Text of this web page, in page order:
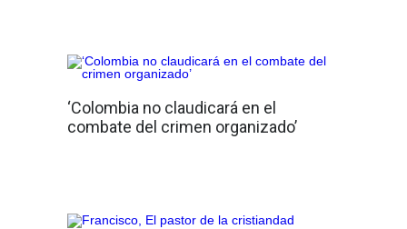
‘Colombia no claudicará en el
combate del crimen organizado’